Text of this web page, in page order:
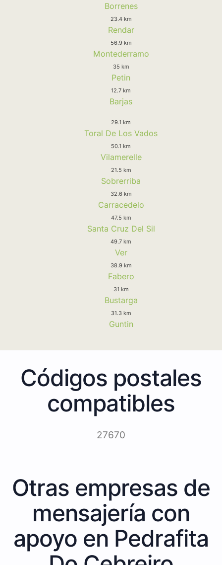
Borrenes
23.4 km
Rendar
56.9 km
Montederramo
35 km
Petin
12.7 km
Barjas
29.1 km
Toral De Los Vados
50.1 km
Vilamerelle
21.5 km
Sobrerriba
32.6 km
Carracedelo
47.5 km
Santa Cruz Del Sil
49.7 km
Ver
38.9 km
Fabero
31 km
Bustarga
31.3 km
Guntin
Códigos postales
compatibles
27670
Otras empresas de
mensajería con
apoyo en Pedrafita